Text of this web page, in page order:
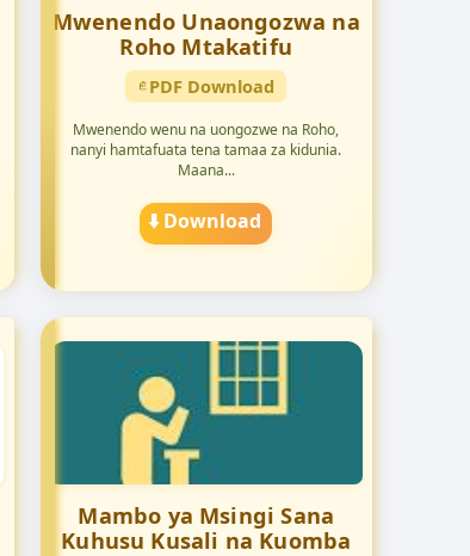
Mwenendo Unaongozwa na
Roho Mtakatifu
PDF Download
Mwenendo wenu na uongozwe na Roho,
nanyi hamtafuata tena tamaa za kidunia.
Maana...
⬇️ Download
Mambo ya Msingi Sana
Kuhusu Kusali na Kuomba